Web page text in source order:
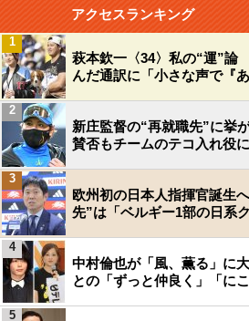
アクセスランキング
萩本欽一〈34〉私の“運”
んだ通訳に「小さな声で『
1
新庄監督の“再就職先”に挙
賛否もチームのテコ入れ役
2
欧州初の日本人指揮官誕生
先”は「ベルギー1部の日系
3
中村倫也が「風、薫る」に
との「ずっと仲良く」「に
4
5